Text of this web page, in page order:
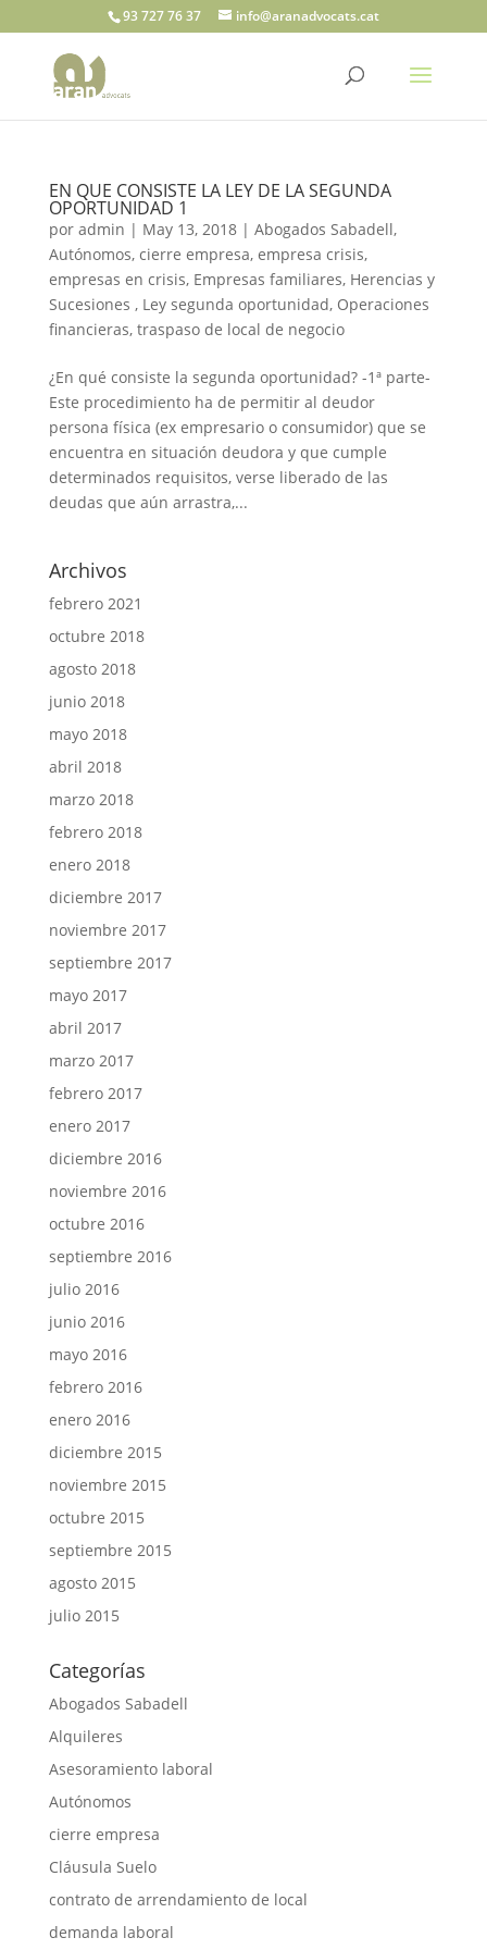
93 727 76 37 info@aranadvocats.cat
EN QUE CONSISTE LA LEY DE LA SEGUNDA
OPORTUNIDAD 1
por admin | May 13, 2018| Abogados Sabadell,
Autónomos, cierre empresa, empresa crisis,
empresas en crisis, Empresas familiares, Herencias y
Sucesiones , Ley segunda oportunidad, Operaciones
financieras, traspaso de local de negocio
¿En qué consiste la segunda oportunidad? -1ª parte-
Este procedimiento ha de permitir al deudor
persona física (ex empresario o consumidor) que se
encuentra en situación deudora y que cumple
determinados requisitos, verse liberado de las
deudas que aún arrastra,...
Archivos
febrero 2021
octubre 2018
agosto 2018
junio 2018
mayo 2018
abril 2018
marzo 2018
febrero 2018
enero 2018
diciembre 2017
noviembre 2017
septiembre 2017
mayo 2017
abril 2017
marzo 2017
febrero 2017
enero 2017
diciembre 2016
noviembre 2016
octubre 2016
septiembre 2016
julio 2016
junio 2016
mayo 2016
febrero 2016
enero 2016
diciembre 2015
noviembre 2015
octubre 2015
septiembre 2015
agosto 2015
julio 2015
Categorías
Abogados Sabadell
Alquileres
Asesoramiento laboral
Autónomos
cierre empresa
Cláusula Suelo
contrato de arrendamiento de local
demanda laboral